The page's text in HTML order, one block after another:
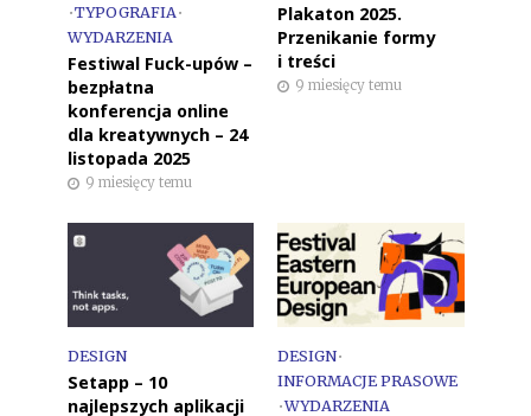
•TYPOGRAFIA •
WYDARZENIA
Festiwal Fuck-upów –
bezpłatna
konferencja online
dla kreatywnych – 24
listopada 2025
9 miesięcy temu
Plakaton 2025.
Przenikanie formy
i treści
9 miesięcy temu
DESIGN
Setapp – 10
najlepszych aplikacji
DESIGN•
INFORMACJE PRASOWE
•WYDARZENIA